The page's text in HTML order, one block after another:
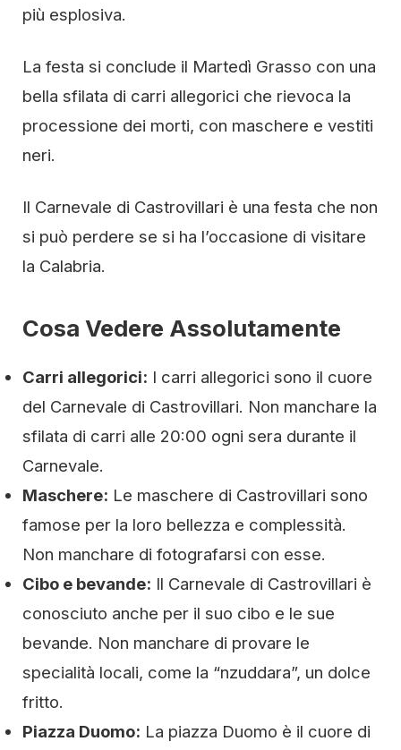
più esplosiva.
La festa si conclude il Martedì Grasso con una
bella sfilata di carri allegorici che rievoca la
processione dei morti, con maschere e vestiti
neri.
Il Carnevale di Castrovillari è una festa che non
si può perdere se si ha l’occasione di visitare
la Calabria.
Cosa Vedere Assolutamente
Carri allegorici: I carri allegorici sono il cuore
del Carnevale di Castrovillari. Non manchare la
sfilata di carri alle 20:00 ogni sera durante il
Carnevale.
Maschere: Le maschere di Castrovillari sono
famose per la loro bellezza e complessità.
Non manchare di fotografarsi con esse.
Cibo e bevande: Il Carnevale di Castrovillari è
conosciuto anche per il suo cibo e le sue
bevande. Non manchare di provare le
specialità locali, come la “nzuddara”, un dolce
fritto.
Piazza Duomo: La piazza Duomo è il cuore di